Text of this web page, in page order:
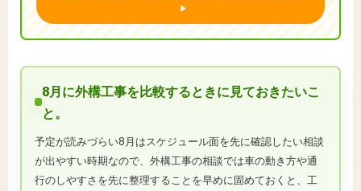
8月に外構工事を比較するときに見ておきたいこ
と。
予定が読みづらい8月はスケジュール面を先に確認したい相談
が出やすい時期なので、外構工事の相談では車の動き方や通
行のしやすさを先に整理することを早めに固めておくと、工